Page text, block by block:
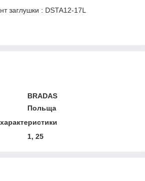
заглушки : DSTA12-17L
BRADAS
Польща
1, 25